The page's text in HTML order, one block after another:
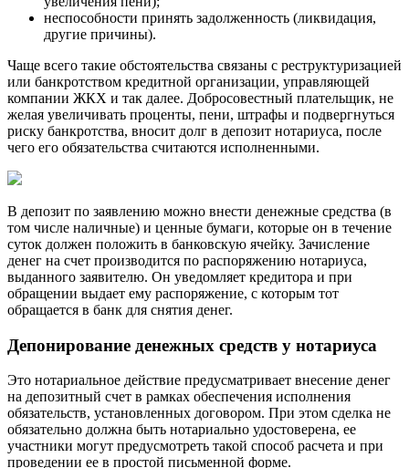
неспособности принять задолженность (ликвидация,
другие причины).
Чаще всего такие обстоятельства связаны с реструктуризацией
или банкротством кредитной организации, управляющей
компании ЖКХ и так далее. Добросовестный плательщик, не
желая увеличивать проценты, пени, штрафы и подвергнуться
риску банкротства, вносит долг в депозит нотариуса, после
чего его обязательства считаются исполненными.
В депозит по заявлению можно внести денежные средства (в
том числе наличные) и ценные бумаги, которые он в течение
суток должен положить в банковскую ячейку. Зачисление
денег на счет производится по распоряжению нотариуса,
выданного заявителю. Он уведомляет кредитора и при
обращении выдает ему распоряжение, с которым тот
обращается в банк для снятия денег.
Депонирование денежных средств у нотариуса
Это нотариальное действие предусматривает внесение денег
на депозитный счет в рамках обеспечения исполнения
обязательств, установленных договором. При этом сделка не
обязательно должна быть нотариально удостоверена, ее
участники могут предусмотреть такой способ расчета и при
проведении ее в простой письменной форме.